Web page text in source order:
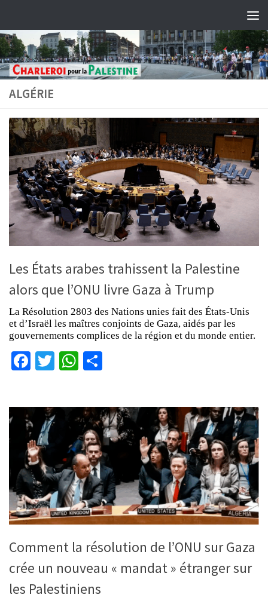
ALGÉRIE
Les États arabes trahissent la Palestine
alors que l’ONU livre Gaza à Trump
La Résolution 2803 des Nations unies fait des États-Unis
et d’Israël les maîtres conjoints de Gaza, aidés par les
gouvernements complices de la région et du monde entier.
Facebook
TwitterWhatsApp
Comment la résolution de l’ONU sur Gaza
crée un nouveau « mandat » étranger sur
les Palestiniens